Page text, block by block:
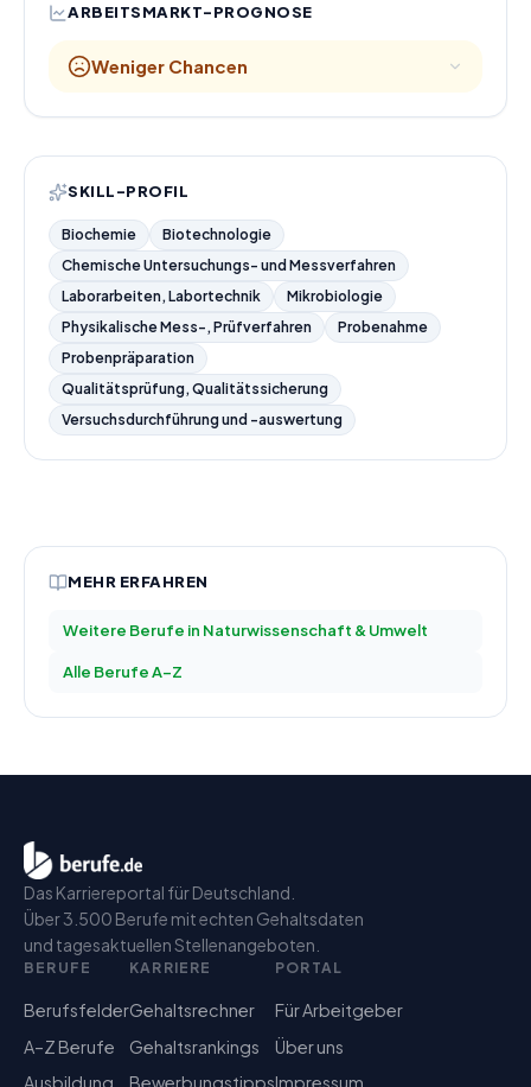
ARBEITSMARKT-PROGNOSE
Weniger Chancen
SKILL-PROFIL
Biochemie
Biotechnologie
Chemische Untersuchungs- und Messverfahren
Laborarbeiten, Labortechnik
Mikrobiologie
Physikalische Mess-, Prüfverfahren
Probenahme
Probenpräparation
Qualitätsprüfung, Qualitätssicherung
Versuchsdurchführung und -auswertung
MEHR ERFAHREN
Weitere Berufe in Naturwissenschaft & Umwelt
Alle Berufe A–Z
Das Karriereportal für Deutschland.
Über 3.500 Berufe mit echten Gehaltsdaten
und tagesaktuellen Stellenangeboten.
BERUFE
Berufsfelder
A–Z Berufe
Ausbildung
KARRIERE
Gehaltsrechner
Gehaltsrankings
Bewerbungstipps
PORTAL
Für Arbeitgeber
Über uns
Impressum